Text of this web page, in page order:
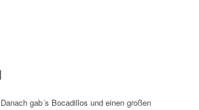
Danach gab´s Bocadillos und einen großen